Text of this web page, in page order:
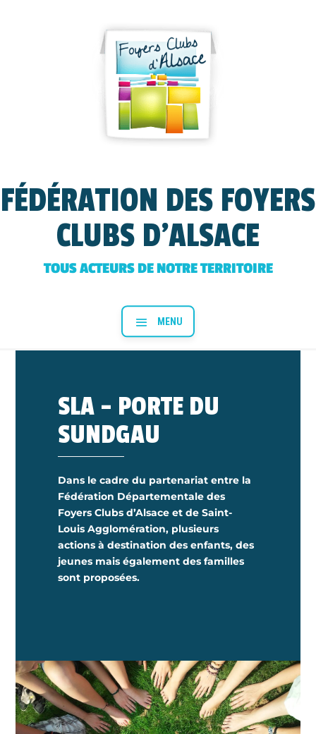
FÉDÉRATION DES FOYERS
CLUBS D'ALSACE
TOUS ACTEURS DE NOTRE TERRITOIRE
SLA – PORTE DU
SUNDGAU
Dans le cadre du partenariat entre la
Fédération Départementale des
Foyers Clubs d’Alsace et de Saint-
Louis Agglomération, plusieurs
actions à destination des enfants, des
jeunes mais également des familles
sont proposées.